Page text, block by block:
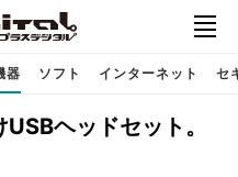
器 ソフト インターネット セ
ヘッドセット。